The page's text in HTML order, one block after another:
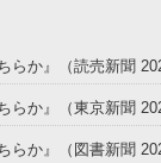
らか』（読売新聞
らか』（東京新聞
らか』（図書新聞